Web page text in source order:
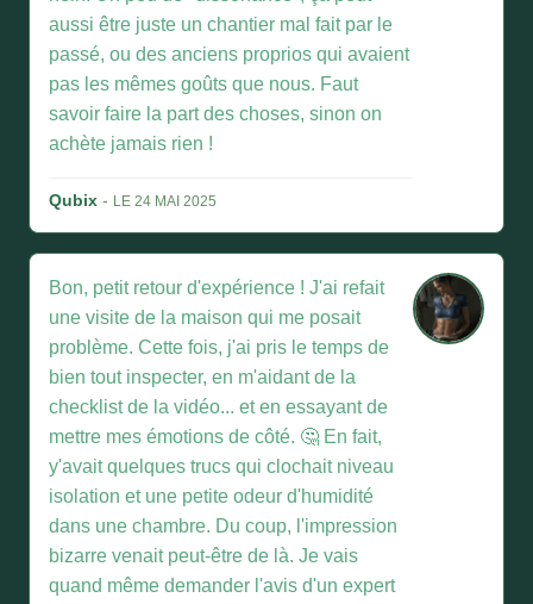
aussi être juste un chantier mal fait par le
passé, ou des anciens proprios qui avaient
pas les mêmes goûts que nous. Faut
savoir faire la part des choses, sinon on
achète jamais rien !
Qubix - LE 24 MAI 2025
Bon, petit retour d'expérience ! J'ai refait
une visite de la maison qui me posait
problème. Cette fois, j'ai pris le temps de
bien tout inspecter, en m'aidant de la
checklist de la vidéo... et en essayant de
mettre mes émotions de côté. 🤔 En fait,
y'avait quelques trucs qui clochait niveau
isolation et une petite odeur d'humidité
dans une chambre. Du coup, l'impression
bizarre venait peut-être de là. Je vais
quand même demander l'avis d'un expert